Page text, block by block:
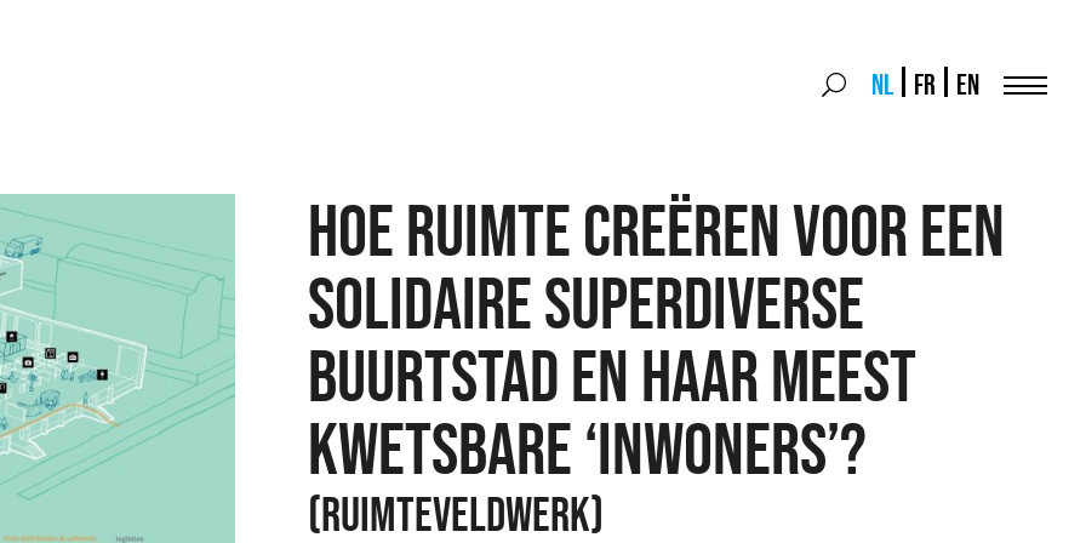
Search
Search
NL FR EN
HOE RUIMTE CREËREN VOOR EEN
SOLIDAIRE SUPERDIVERSE
BUURTSTAD EN HAAR MEEST
KWETSBARE ‘INWONERS’?
(RUIMTEVELDWERK)